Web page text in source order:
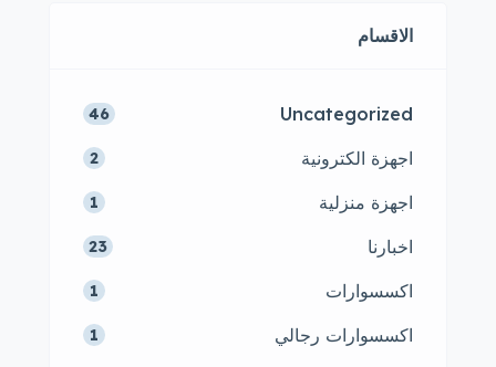
الاقسام
Uncategorized
46
اجهزة الكترونية 2
اجهزة منزلية 1
اخبارنا 23
اكسسوارات 1
اكسسوارات رجالي 1